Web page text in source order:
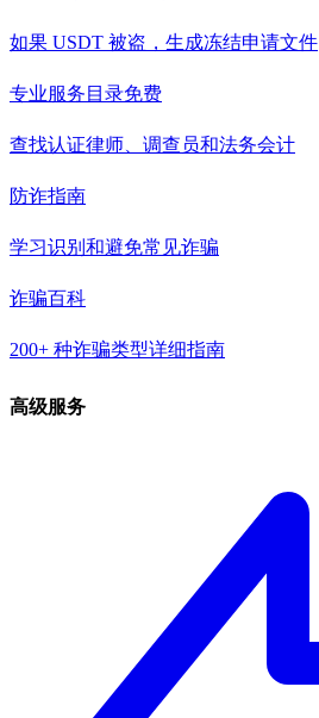
如果 USDT 被盗，生成冻结申请文件
专业服务目录免费
查找认证律师、调查员和法务会计
防诈指南
学习识别和避免常见诈骗
诈骗百科
200+ 种诈骗类型详细指南
高级服务